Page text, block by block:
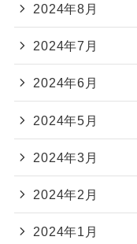
2024年8月
2024年7月
2024年6月
2024年5月
2024年3月
2024年2月
2024年1月